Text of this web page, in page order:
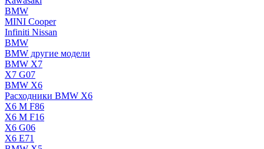
BMW
MINI Cooper
Infiniti Nissan
BMW
BMW другие модели
BMW X7
X7 G07
BMW X6
Расходники BMW X6
X6 M F86
X6 M F16
X6 G06
X6 E71